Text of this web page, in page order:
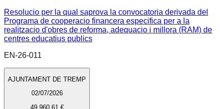
Resolucio per la qual saprova la convocatoria derivada del
Programa de cooperacio financera especifica per a la
realitzacio d'obres de reforma, adequacio i millora (RAM) de
centres educatius publics
EN-26-011
AJUNTAMENT DE TREMP
02/07/2026
49.960,61 €